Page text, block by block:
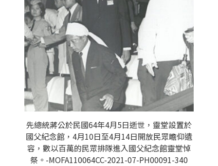
先總統蔣公於民國64年4月5日逝世，靈堂設置於
國父紀念館，4月10日至4月14日開放民眾瞻仰遺
容，數以百萬的民眾排隊進入國父紀念館靈堂悼
祭。-MOFA110064CC-2021-07-PH00091-340